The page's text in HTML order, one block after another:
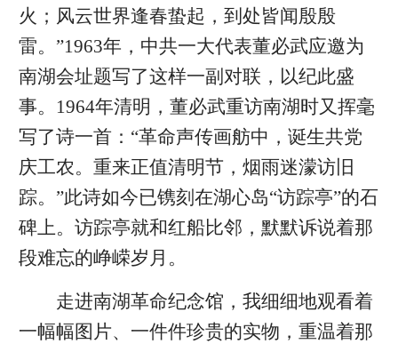
火；风云世界逢春蛰起，到处皆闻殷殷
雷。”1963年，中共一大代表董必武应邀为
南湖会址题写了这样一副对联，以纪此盛
事。1964年清明，董必武重访南湖时又挥毫
写了诗一首：“革命声传画舫中，诞生共党
庆工农。重来正值清明节，烟雨迷濛访旧
踪。”此诗如今已镌刻在湖心岛“访踪亭”的石
碑上。访踪亭就和红船比邻，默默诉说着那
段难忘的峥嵘岁月。
走进南湖革命纪念馆，我细细地观看着
一幅幅图片、一件件珍贵的实物，重温着那